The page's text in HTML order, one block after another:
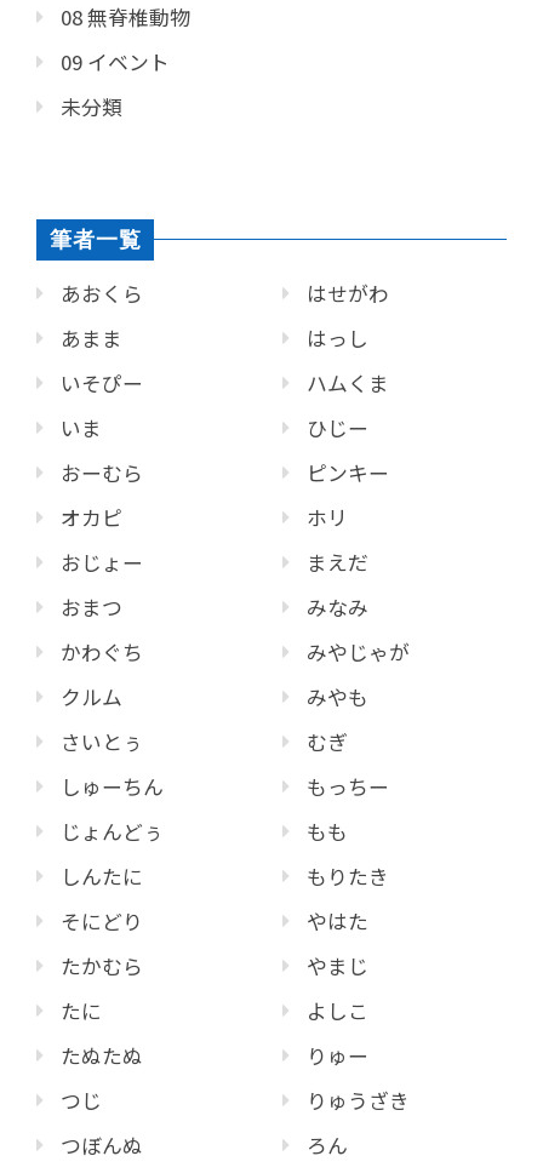
08 無脊椎動物
09 イベント
未分類
筆者一覧
あおくら
あまま
いそぴー
いま
おーむら
オカピ
おじょー
おまつ
かわぐち
クルム
さいとぅ
しゅーちん
じょんどぅ
しんたに
そにどり
たかむら
たに
たぬたぬ
つじ
つぼんぬ
はせがわ
はっし
ハムくま
ひじー
ピンキー
ホリ
まえだ
みなみ
みやじゃが
みやも
むぎ
もっちー
もも
もりたき
やはた
やまじ
よしこ
りゅー
りゅうざき
ろん